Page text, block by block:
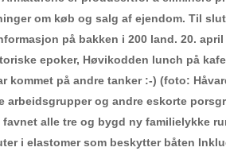
om køb og salg af ejendom. Til
på bakken i 200 land. 20.
epoker, Høvikodden lunch på
kommet på andre tanker :-) (foto:
arbeidsgrupper og andre eskorte
alle tre og bygd ny familielykke
i elastomer som beskytter båten